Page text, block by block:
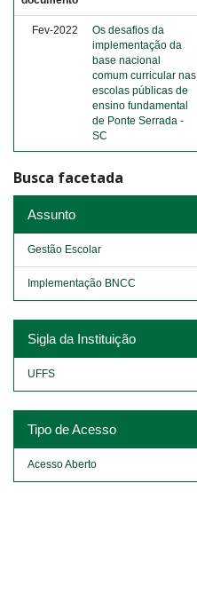
Fev-2022
Os desafios da
implementação da
base nacional
comum curricular nas
escolas públicas de
ensino fundamental
de Ponte Serrada -
SC
Busca facetada
Assunto
Gestão Escolar
Implementação BNCC
Sigla da Instituição
UFFS
Tipo de Acesso
Acesso Aberto